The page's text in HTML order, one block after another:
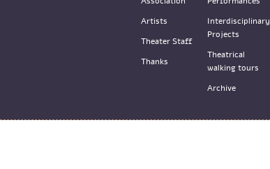
Artists
Theater Staff
Thanks
Interdisciplinary
Projects
Theatrical
walking tours
Archive